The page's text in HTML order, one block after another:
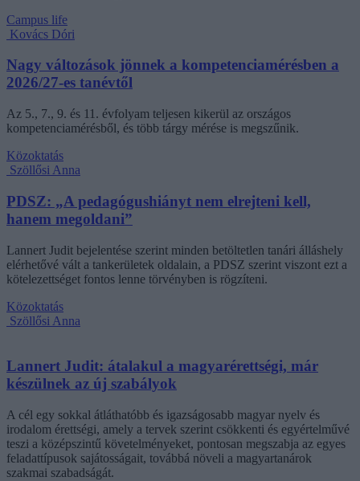
Campus life
Kovács Dóri
Nagy változások jönnek a kompetenciamérésben a
2026/27-es tanévtől
Az 5., 7., 9. és 11. évfolyam teljesen kikerül az országos
kompetenciamérésből, és több tárgy mérése is megszűnik.
Közoktatás
Szöllősi Anna
PDSZ: „A pedagógushiányt nem elrejteni kell,
hanem megoldani”
Lannert Judit bejelentése szerint minden betöltetlen tanári álláshely
elérhetővé vált a tankerületek oldalain, a PDSZ szerint viszont ezt a
kötelezettséget fontos lenne törvényben is rögzíteni.
Közoktatás
Szöllősi Anna
Lannert Judit: átalakul a magyarérettségi, már
készülnek az új szabályok
A cél egy sokkal átláthatóbb és igazságosabb magyar nyelv és
irodalom érettségi, amely a tervek szerint csökkenti és egyértelművé
teszi a középszintű követelményeket, pontosan megszabja az egyes
feladattípusok sajátosságait, továbbá növeli a magyartanárok
szakmai szabadságát.